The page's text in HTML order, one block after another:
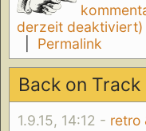
derzeit deaktiviert)
Permalink
Back on Track
1.9.15, 14:12 - retro